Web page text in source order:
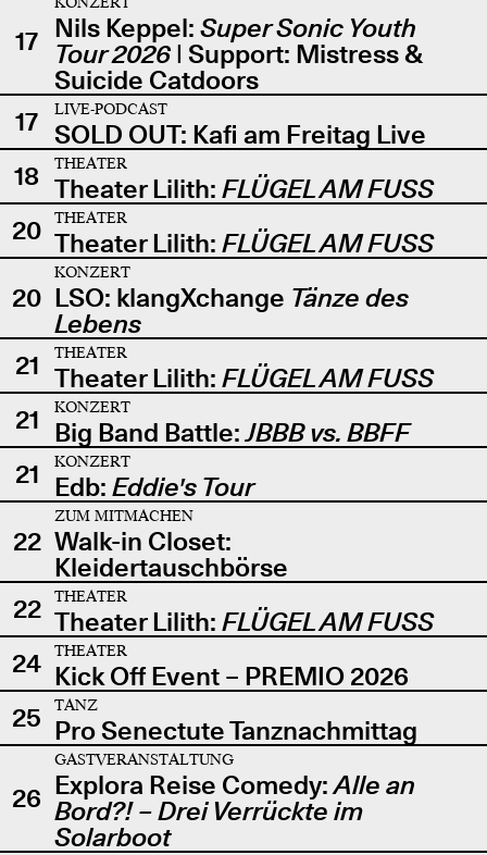
17 Nils Keppel: Super Sonic Youth
Tour 2026| Support: Mistress &
Suicide Catdoors
17
LIVE-PODCAST
SOLD OUT: Kafi am Freitag Live
18
THEATER
Theater Lilith: FLÜGEL AM FUSS
20
THEATER
Theater Lilith: FLÜGEL AM FUSS
20
KONZERT
LSO: klangXchange Tänze des
Lebens
21
THEATER
Theater Lilith: FLÜGEL AM FUSS
21
KONZERT
Big Band Battle:JBBB vs. BBFF
21
KONZERT
Edb: Eddie's Tour
22
ZUM MITMACHEN
Walk-in Closet:
Kleidertauschbörse
22
THEATER
Theater Lilith: FLÜGEL AM FUSS
24
THEATER
Kick Off Event – PREMIO 2026
25
TANZ
Pro Senectute Tanznachmittag
26
GASTVERANSTALTUNG
Explora Reise Comedy:Alle an
Bord?! – Drei Verrückte im
Solarboot